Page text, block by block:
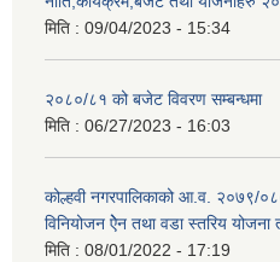
मिति : 09/04/2023 - 15:34
२०८०/८१ को बजेट विवरण सम्बन्धमा
मिति : 06/27/2023 - 16:03
कोल्हवी नगरपालिकाको आ.व. २०७९/
विनियोजन ऐेन तथा वडा स्तरिय
मिति : 08/01/2022 - 17:19